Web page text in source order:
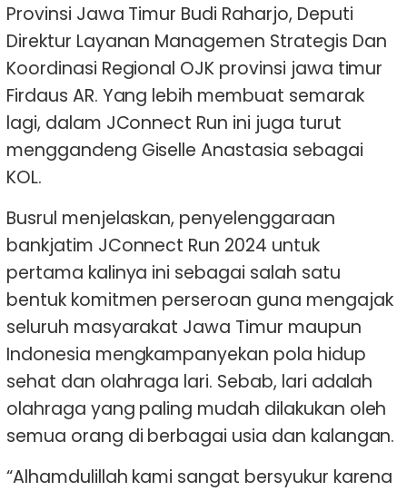
Provinsi Jawa Timur Budi Raharjo, Deputi
Direktur Layanan Managemen Strategis Dan
Koordinasi Regional OJK provinsi jawa timur
Firdaus AR. Yang lebih membuat semarak
lagi, dalam JConnect Run ini juga turut
menggandeng Giselle Anastasia sebagai
KOL.
Busrul menjelaskan, penyelenggaraan
bankjatim JConnect Run 2024 untuk
pertama kalinya ini sebagai salah satu
bentuk komitmen perseroan guna mengajak
seluruh masyarakat Jawa Timur maupun
Indonesia mengkampanyekan pola hidup
sehat dan olahraga lari. Sebab, lari adalah
olahraga yang paling mudah dilakukan oleh
semua orang di berbagai usia dan kalangan.
“Alhamdulillah kami sangat bersyukur karena